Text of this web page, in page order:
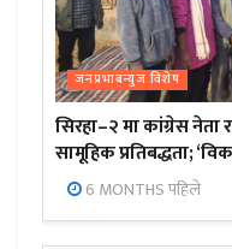
जनप्रभाबन्युज विशेष
सिरहा–२ मा कांग्रेस नेता
सामूहिक प्रतिबद्धता;
6 MONTHS पहिले